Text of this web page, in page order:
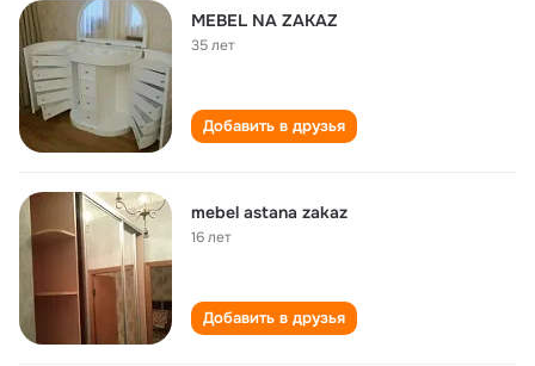
MEBEL NA ZAKAZ
35 лет
Добавить в друзья
mebel astana zakaz
16 лет
Добавить в друзья